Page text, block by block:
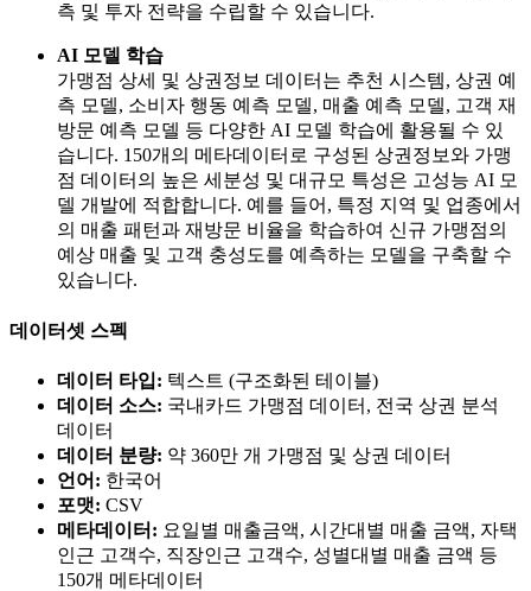
측 및 투자 전략을 수립할 수 있습니다.
AI 모델 학습
가맹점 상세 및 상권정보 데이터는 추천 시스템, 상권 예
측 모델, 소비자 행동 예측 모델, 매출 예측 모델, 고객 재
방문 예측 모델 등 다양한 AI 모델 학습에 활용될 수 있
습니다. 150개의 메타데이터로 구성된 상권정보와 가맹
점 데이터의 높은 세분성 및 대규모 특성은 고성능 AI 모
델 개발에 적합합니다. 예를 들어, 특정 지역 및 업종에서
의 매출 패턴과 재방문 비율을 학습하여 신규 가맹점의
예상 매출 및 고객 충성도를 예측하는 모델을 구축할 수
있습니다.
데이터셋 스펙
데이터 타입: 텍스트 (구조화된 테이블)
데이터 소스: 국내카드 가맹점 데이터, 전국 상권 분석
데이터
데이터 분량: 약 360만 개 가맹점 및 상권 데이터
언어: 한국어
포맷: CSV
메타데이터: 요일별 매출금액, 시간대별 매출 금액, 자택
인근 고객수, 직장인근 고객수, 성별대별 매출 금액 등
150개 메타데이터